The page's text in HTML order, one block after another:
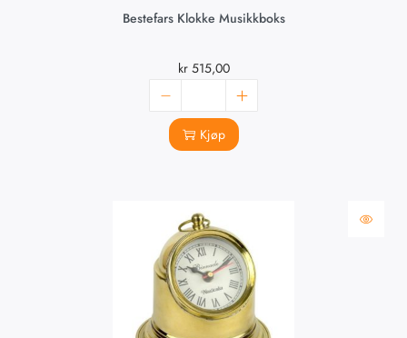
Bestefars Klokke Musikkboks
kr515,00
Kjøp